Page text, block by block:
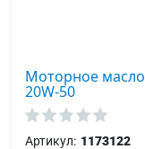
Моторное масло
20W-50
Артикул: 1173122